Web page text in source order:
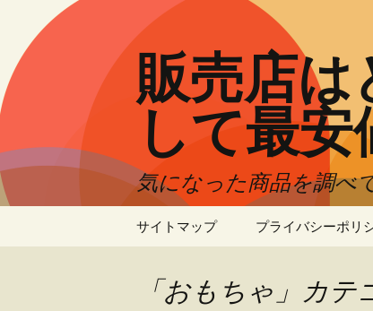
ン
ツ
へ
ッ
プ
販売店
して最
気になった商品を調べ
サイトマップ プライバシーポリ
「おもちゃ」カ